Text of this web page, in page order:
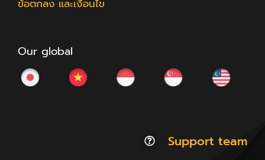
ข้อตกลง และเงื่อนไข
Our global
Support team